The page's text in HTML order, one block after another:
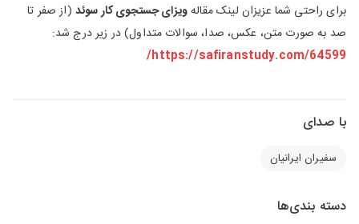
برای راحتی شما عزیزان لینک مقالهویزای جستجوی کار سوئد (از صفر تا
صد به صورت متن، عکس، صدا، سوالات متداول) در زیر درج شد:
https://safiranstudy.com/64599/
با صدای
سفیران ایرانیان
دسته بندی‌ها